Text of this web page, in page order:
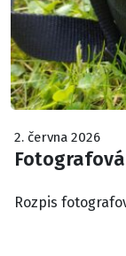
2. června 2026
Rozpis